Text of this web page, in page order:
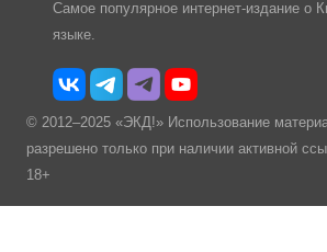
Самое популярное интернет-издание о
языке.
© 2012–2025 «ЭКД!» Использование
разрешено только при наличии активной
18+